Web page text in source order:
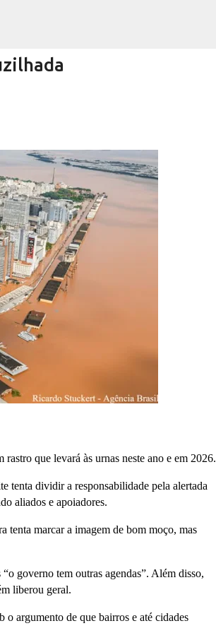
que levará às urnas neste ano e em 2026.
tenta dividir a responsabilidade pela alertada
aliados e apoiadores.
tenta marcar a imagem de bom moço, mas
governo tem outras agendas”. Além disso,
liberou geral.
o argumento de que bairros e até cidades